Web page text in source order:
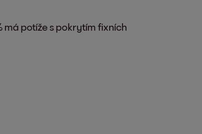
má potíže s pokrytím fixních